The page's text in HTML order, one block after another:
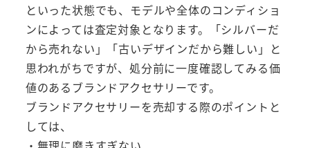
といった状態でも、モデルや全体のコンディショ
ンによっては査定対象となります。「シルバーだ
から売れない」「古いデザインだから難しい」と
思われがちですが、処分前に一度確認してみる価
値のあるブランドアクセサリーです。
ブランドアクセサリーを売却する際のポイントと
しては、